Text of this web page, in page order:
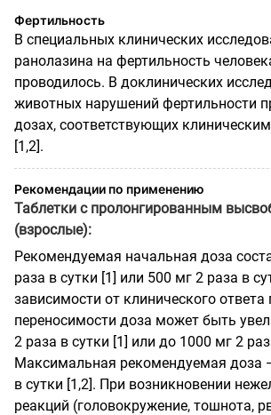
Фертильность
В специальных клинических
ранолазина на фертильность
проводилось. В доклинических
животных нарушений фертильности
дозах, соответствующих
[1,2].
Рекомендации по применению
Таблетки с пролонгированным
(взрослые):
Рекомендуемая начальная доза
раза в сутки [1] или 500 мг 2 раза в
зависимости от клинического ответа
переносимости доза может быть
2 раза в сутки [1] или до 1000 мг 2
Максимальная рекомендуемая доза
в сутки [1,2]. При возникновении
реакций (головокружение, тошнота,